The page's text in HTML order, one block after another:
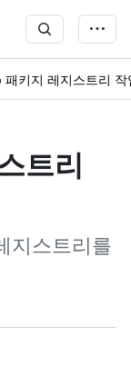
패키지 레지스트리 작
트리
지스트리를